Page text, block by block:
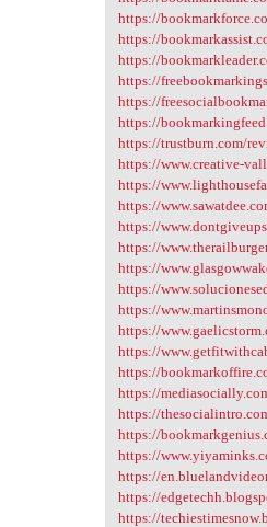
https://
https://
https://
https://
https://
https://
https://trustburn.com/
https://www.creative-
https://
https://
https://
https://
https://
https://
https://
https://
https://
https://
https://
https://
https://
https://
https://
https://
https://